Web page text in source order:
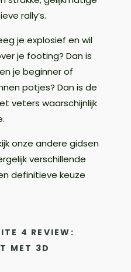
rally’s.
je explosief en wil
je footing? Dan is
je beginner of
potjes? Dan is de
veters waarschijnlijk
onze andere gidsen
verschillende
definitieve keuze
4 REVIEW:
MET 3D